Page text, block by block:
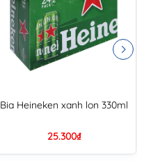
Bia Heineken xanh lon 330ml
25.300₫